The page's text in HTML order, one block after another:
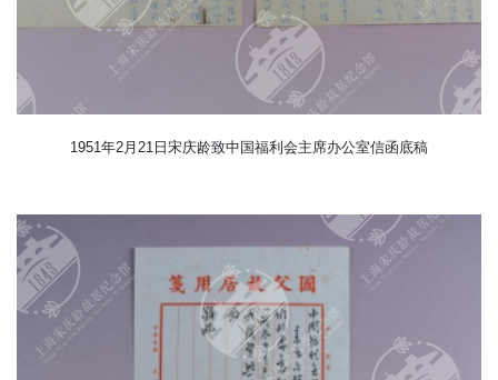
1951年2月21日宋庆龄致中国福利会主席办公室信函底稿